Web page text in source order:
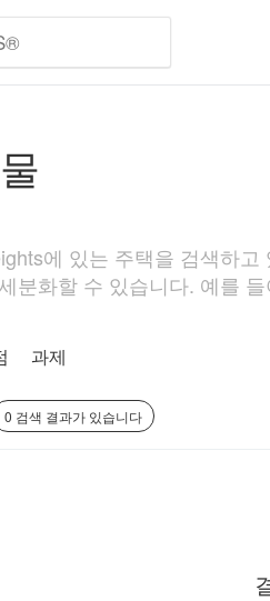
에 있는 주택을 검색하
분화할 수 있습니다. 예를
과제
0 검색 결과가 있습니다